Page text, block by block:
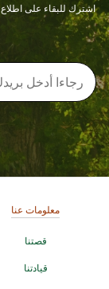
اشترك للبقاء على
معلومات عنا
قصتنا
قيادتنا